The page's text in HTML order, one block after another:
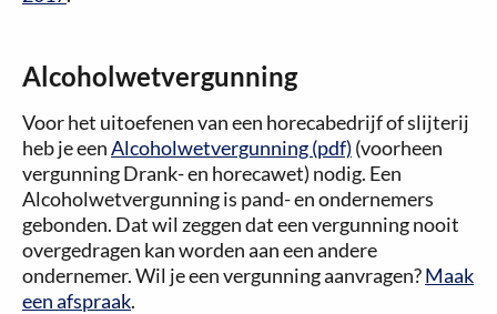
Alcoholwetvergunning
Voor het uitoefenen van een horecabedrijf of slijterij
heb je eenAlcoholwetvergunning (pdf) (voorheen
vergunning Drank- en horecawet) nodig. Een
Alcoholwetvergunning is pand- en ondernemers
gebonden. Dat wil zeggen dat een vergunning nooit
overgedragen kan worden aan een andere
ondernemer. Wil je een vergunning aanvragen?Maak
een afspraak.